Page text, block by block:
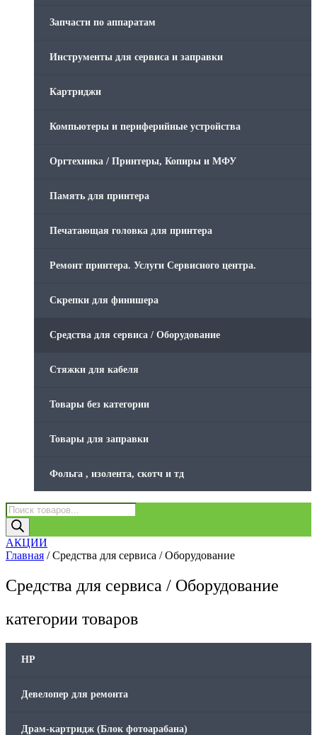
Запчасти по аппаратам
Инструменты для сервиса и заправки
Картриджи
Компьютеры и периферийные устройства
Оргтехника / Принтеры, Копиры и МФУ
Память для принтера
Печатающая головка для принтера
Ремонт принтера. Услуги Сервисного центра.
Скрепки для финишера
Средства для сервиса / Оборудование
Стяжки для кабеля
Товары без категории
Товары для заправки
Фольга , изолента, скотч и тд
Поиск
товаров
АКЦИИ
Главная / Средства для сервиса / Оборудование
Средства для сервиса / Оборудование
категории товаров
HP
Девелопер для ремонта
Драм-картридж (Блок фотоарабана)